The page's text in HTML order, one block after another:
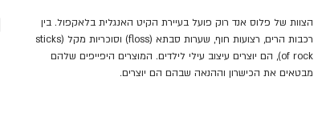
הצוות של פלוס אנד רוק פועל בעיירת הקיט האנגלית בלאקפול. בין
רכבות הרים, רצועות חוף, שערות סבתא (floss) וסוכריות מקל (sticks
of rock), הם יוצרים עיצוב עילי לילדים. המוצרים היפייפים שלהם
מבטאים את הכישרון וההנאה שבהם הם יוצרים.